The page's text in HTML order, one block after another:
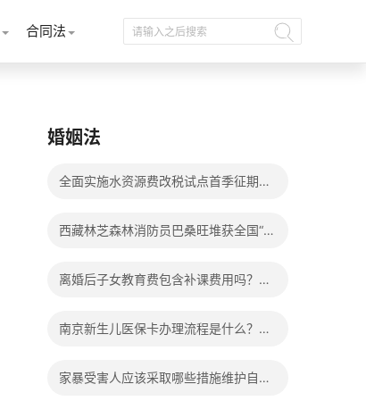
合同法
婚姻法
全面实施水资源费改税试点首季征期整
西藏林芝森林消防员巴桑旺堆获全国“火
离婚后子女教育费包含补课费用吗？离
南京新生儿医保卡办理流程是什么？办
家暴受害人应该采取哪些措施维护自己